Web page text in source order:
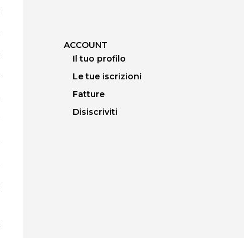
ACCOUNT
Il tuo profilo
Le tue iscrizioni
Fatture
Disiscriviti